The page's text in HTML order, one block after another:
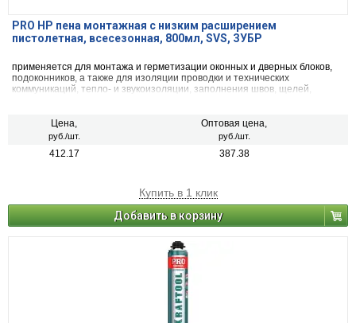
PRO HP пена монтажная с низким расширением
пистолетная, всесезонная, 800мл, SVS, ЗУБР
применяется для монтажа и герметизации оконных и дверных блоков,
подоконников, а также для изоляции проводки и технических
коммуникаций, тепло- и звукоизоляции, заполнения швов, щелей,
Цена,
руб./шт.
Оптовая цена,
руб./шт.
412.17 387.38
Купить в 1 клик
Добавить в корзину